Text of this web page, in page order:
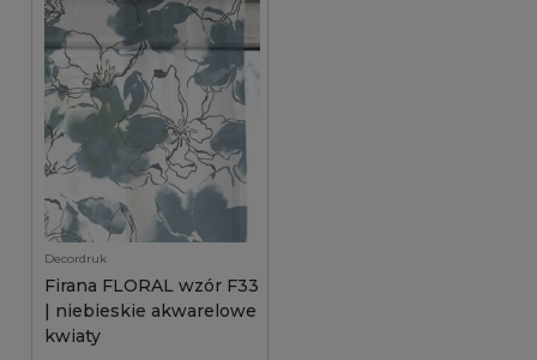
Decordruk
Firana FLORAL wzór F33
| niebieskie akwarelowe
kwiaty